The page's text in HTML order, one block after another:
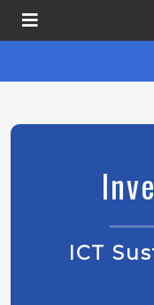
ICT